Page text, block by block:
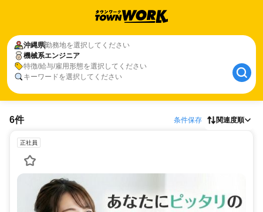
沖縄県勤務地を選択してください
機械系エンジニア
特徴/給与/雇用形態を選択してください
キーワードを選択してください
6件 条件保存 関連度順
正社員